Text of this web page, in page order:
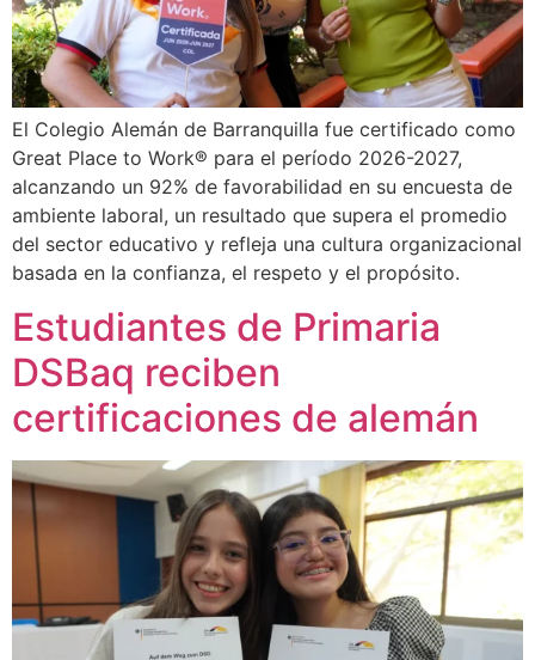
El Colegio Alemán de Barranquilla fue certificado como
Great Place to Work® para el período 2026-2027,
alcanzando un 92% de favorabilidad en su encuesta de
ambiente laboral, un resultado que supera el promedio
del sector educativo y refleja una cultura organizacional
basada en la confianza, el respeto y el propósito.
Estudiantes de Primaria
DSBaq reciben
certificaciones de alemán​